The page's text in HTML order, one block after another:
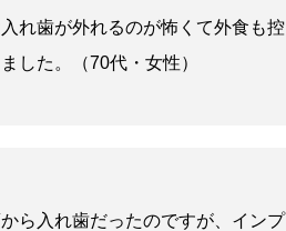
入れ歯が外れるのが怖くて外食も
した。（70代・女性）
ら入れ歯だったのですが、イン